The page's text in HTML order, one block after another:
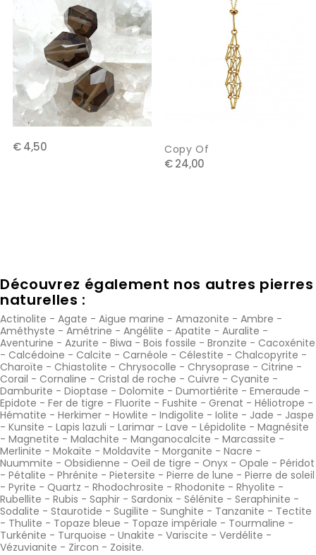
€ 4,50 Copy Of
€ 24,00
Découvrez également nos autres pierres
naturelles :
Actinolite - Agate - Aigue marine - Amazonite - Ambre -
Améthyste - Amétrine - Angélite - Apatite - Auralite -
Aventurine - Azurite - Biwa - Bois fossile - Bronzite - Cacoxénite
- Calcédoine - Calcite - Carnéole - Célestite - Chalcopyrite -
Charoïte - Chiastolite - Chrysocolle - Chrysoprase - Citrine -
Corail - Cornaline - Cristal de roche - Cuivre - Cyanite -
Damburite - Dioptase - Dolomite - Dumortiérite - Emeraude -
Epidote - Fer de tigre - Fluorite - Fushite - Grenat - Héliotrope -
Hématite - Herkimer - Howlite - Indigolite - Iolite - Jade - Jaspe
- Kunsite - Lapis lazuli - Larimar - Lave - Lépidolite - Magnésite
- Magnetite - Malachite - Manganocalcite - Marcassite -
Merlinite - Mokaïte - Moldavite - Morganite - Nacre -
Nuummite - Obsidienne - Oeil de tigre - Onyx - Opale - Péridot
- Pétalite - Phrénite - Pietersite - Pierre de lune - Pierre de soleil
- Pyrite - Quartz - Rhodochrosite - Rhodonite - Rhyolite -
Rubellite - Rubis - Saphir - Sardonix - Sélénite - Seraphinite -
Sodalite - Staurotide - Sugilite - Sunghite - Tanzanite - Tectite
- Thulite - Topaze bleue - Topaze impériale - Tourmaline -
Turkénite - Turquoise - Unakite - Variscite - Verdélite -
Vézuvianite - Zircon - Zoisite.